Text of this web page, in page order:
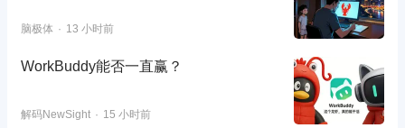
脑极体 13 小时前
WorkBuddy能否一直赢？
解码NewSight 15 小时前